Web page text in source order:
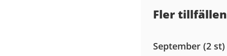
Fler tillfällen
September (2 st)